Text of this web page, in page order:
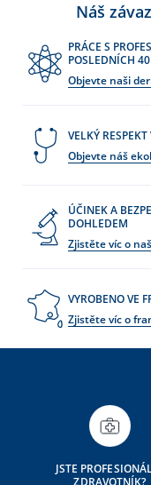
Náš
PRÁCE S
POSLEDNÍCH
Objevte naši
VELKÝ
Objevte náš
ÚČINEK A
DOHLEDEM
Zjistěte víc o
VYROBENO VE
Zjistěte víc o
JSTE